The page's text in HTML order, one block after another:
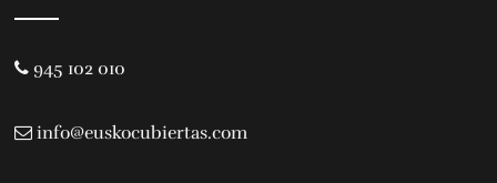
945 102 010
info@euskocubiertas.com